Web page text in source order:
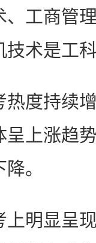
、工商管
技术是工
度持续增
呈上涨趋
。
明显呈现